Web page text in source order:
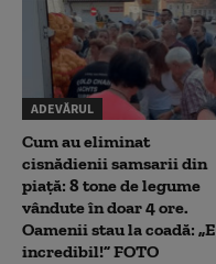
ADEVĂRUL
Cum au eliminat
cisnădienii samsarii din
piață: 8 tone de legume
vândute în doar 4 ore.
Oamenii stau la coadă: „E
incredibil!” FOTO